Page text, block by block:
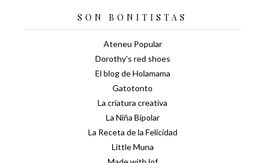
SON BONITISTAS
Ateneu Popular
Dorothy's red shoes
El blog de Holamama
Gatotonto
La criatura creativa
La Niña Bipolar
La Receta de la Felicidad
Little Muna